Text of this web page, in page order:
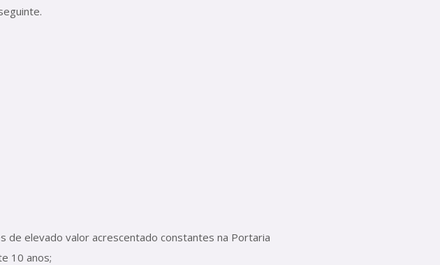
elevado valor acrescentado constantes na Portaria
10 anos;